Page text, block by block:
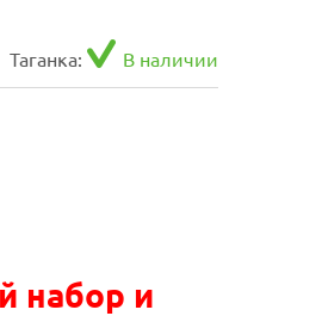
Таганка: В наличии
набор и